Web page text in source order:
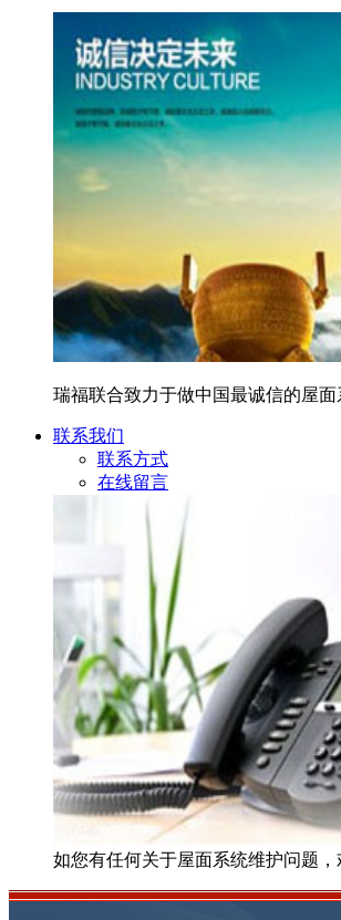
瑞福联合致力于做中国最诚信的屋
联系我们
联系方式
在线留言
如您有任何关于屋面系统维护问题，